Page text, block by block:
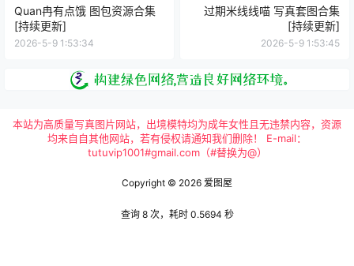
Quan冉有点饿 图包资源合集
[持续更新]
2026-5-9 1:53:34
过期米线线喵 写真套图合集
[持续更新]
2026-5-9 1:53:45
本站为高质量写真图片网站，出境模特均为成年女性且无违禁内容，资源
均来自自其他网站，若有侵权请通知我们删除！ E-mail：
tutuvip1001#gmail.com（#替换为@）
Copyright © 2026 爱图屋
查询 8 次，耗时 0.5694 秒